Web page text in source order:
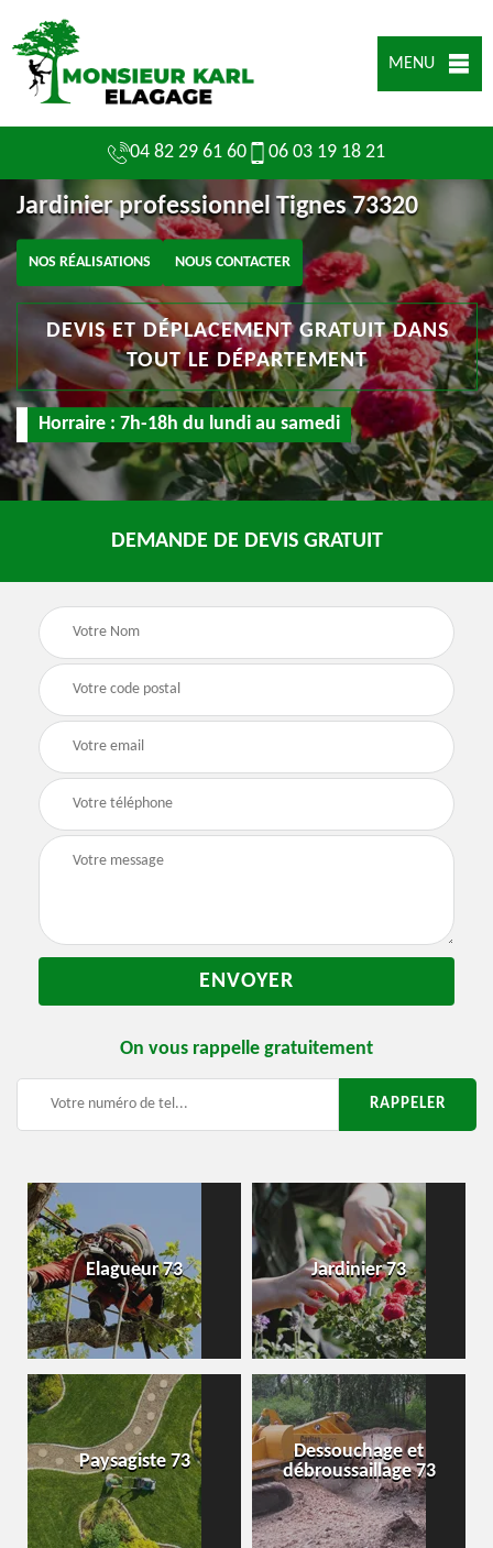
MENU
04 82 29 61 60 06 03 19 18 21
Jardinier professionnel Tignes 73320
NOS RÉALISATIONS NOUS CONTACTER
DEVIS ET DÉPLACEMENT GRATUIT DANS
TOUT LE DÉPARTEMENT
Horraire : 7h-18h du lundi au samedi
DEMANDE DE DEVIS GRATUIT
On vous rappelle gratuitement
Elagueur 73 Jardinier 73
Paysagiste 73
Dessouchage et
débroussaillage 73